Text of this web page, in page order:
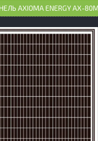
AXIOMA ENERGY AX-